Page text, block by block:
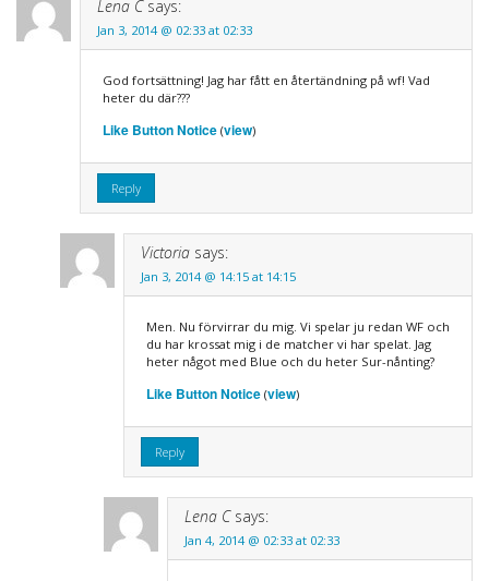
Lena C says:
Jan 3, 2014 @ 02:33 at 02:33
God fortsättning! Jag har fått en återtändning på wf! Vad
heter du där???
Like Button Notice(view)
Reply
Victoria says:
Jan 3, 2014 @ 14:15 at 14:15
Men. Nu förvirrar du mig. Vi spelar ju redan WF och
du har krossat mig i de matcher vi har spelat. Jag
heter något med Blue och du heter Sur-nånting?
Like Button Notice(view)
Reply
Lena C says:
Jan 4, 2014 @ 02:33 at 02:33